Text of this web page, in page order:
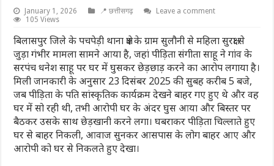
January 1, 2026 📍 छत्तीसगढ़
Leave a comment
105 Views
बिलासपुर जिले के पचपेड़ी थाना क्षेत्र के ग्राम सुलौनी से महिला सुरक्षा से
जुड़ा गंभीर मामला सामने आया है, जहां पीड़िता संगीता साहू ने गांव के
सरपंच धनेश साहू पर घर में घुसकर छेड़छाड़ करने का आरोप लगाया है।
मिली जानकारी के अनुसार 23 दिसंबर 2025 की सुबह करीब 5 बजे,
जब पीड़िता के पति सांस्कृतिक कार्यक्रम देखने बाहर गए हुए थे और वह
घर में सो रही थी, तभी आरोपी घर के अंदर घुस आया और बिस्तर पर
बैठकर उसके साथ छेड़खानी करने लगा। घबराकर पीड़िता चिल्लाते हुए
घर से बाहर निकली, आवाज सुनकर आसपास के लोग बाहर आए और
आरोपी को घर से निकलते हुए देखा।